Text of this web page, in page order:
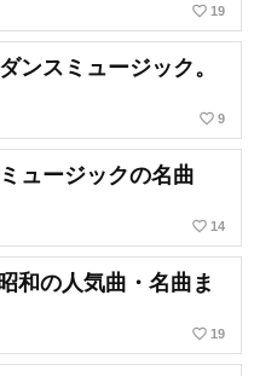
favorite_border 19
ンスミュージック。
favorite_border 9
ュージックの名曲
favorite_border 14
和の人気曲・名曲ま
favorite_border 19